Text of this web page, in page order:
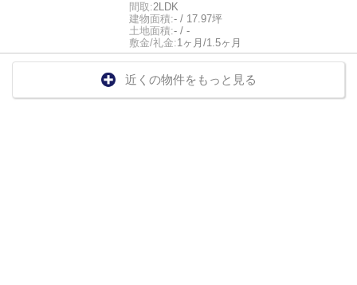
間取:2LDK
建物面積:- / 17.97坪
土地面積:- / -
敷金/礼金:1ヶ月/1.5ヶ月
近くの物件をもっと見る